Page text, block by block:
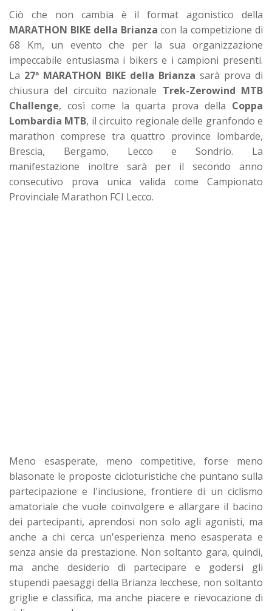
Ciò che non cambia è il format agonistico della
MARATHON BIKE della Brianza con la competizione di
68 Km, un evento che per la sua organizzazione
impeccabile entusiasma i bikers e i campioni presenti.
La 27ª MARATHON BIKE della Brianza sarà prova di
chiusura del circuito nazionale Trek-Zerowind MTB
Challenge, così come la quarta prova della Coppa
Lombardia MTB, il circuito regionale delle granfondo e
marathon comprese tra quattro province lombarde,
Brescia, Bergamo, Lecco e Sondrio. La
manifestazione inoltre sarà per il secondo anno
consecutivo prova unica valida come Campionato
Provinciale Marathon FCI Lecco.
Meno esasperate, meno competitive, forse meno
blasonate le proposte cicloturistiche che puntano sulla
partecipazione e l'inclusione, frontiere di un ciclismo
amatoriale che vuole coinvolgere e allargare il bacino
dei partecipanti, aprendosi non solo agli agonisti, ma
anche a chi cerca un'esperienza meno esasperata e
senza ansie da prestazione. Non soltanto gara, quindi,
ma anche desiderio di partecipare e godersi gli
stupendi paesaggi della Brianza lecchese, non soltanto
griglie e classifica, ma anche piacere e rievocazione di